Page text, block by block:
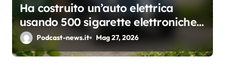
Ha costruito un’auto elettrica
usando 500 sigarette elettroniche
usa e getta: il test che apre una
riflessione sul riciclo
Podcast-news.it Mag 27, 2026